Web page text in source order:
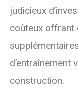
judicieux
coûteux offrant
d’entraînement
construction.